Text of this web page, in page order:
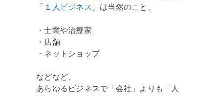
「 １人ビジネス 」は当然のこと、
・士業や治療家
・店舗
・ネットショップ
などなど、
あらゆるビジネスで「会社」よりも「人